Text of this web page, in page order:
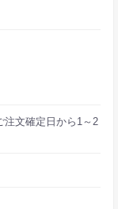
注文確定日から1～2